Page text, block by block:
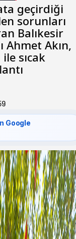
geçirdiği
sorunları
Balıkesir
Ahmet Akın,
sıcak
Google